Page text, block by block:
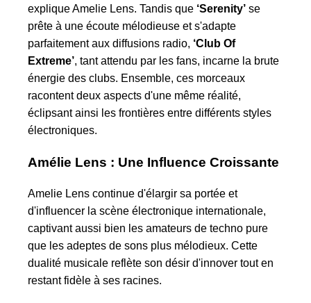
explique Amelie Lens. Tandis que ‘Serenity’ se
prête à une écoute mélodieuse et s'adapte
parfaitement aux diffusions radio, ‘Club Of
Extreme’, tant attendu par les fans, incarne la brute
énergie des clubs. Ensemble, ces morceaux
racontent deux aspects d'une même réalité,
éclipsant ainsi les frontières entre différents styles
électroniques.
Amélie Lens : Une Influence Croissante
Amelie Lens continue d'élargir sa portée et
d'influencer la scène électronique internationale,
captivant aussi bien les amateurs de techno pure
que les adeptes de sons plus mélodieux. Cette
dualité musicale reflète son désir d'innover tout en
restant fidèle à ses racines.